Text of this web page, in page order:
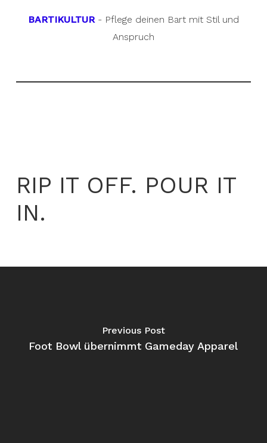
BARTIKULTUR- Pflege deinen Bart mit Stil und
Anspruch
RIP IT OFF. POUR IT
IN.
Previous Post
Foot Bowl übernimmt Gameday Apparel